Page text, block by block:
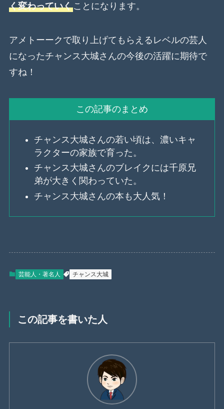
く変わっていくことになります。
アメトーークで取り上げてもらえるレベルの芸人
になったチャンス大城さんの今後の活躍に期待で
すね！
この記事のまとめ
チャンス大城さんの若い頃は、濃いキャ
ラクターの家族で育った。
チャンス大城さんのブレイクには千原兄
弟が大きく関わっていた。
チャンス大城さんの本も大人気！
芸能人・著名人 チャンス大城
この記事を書いた人